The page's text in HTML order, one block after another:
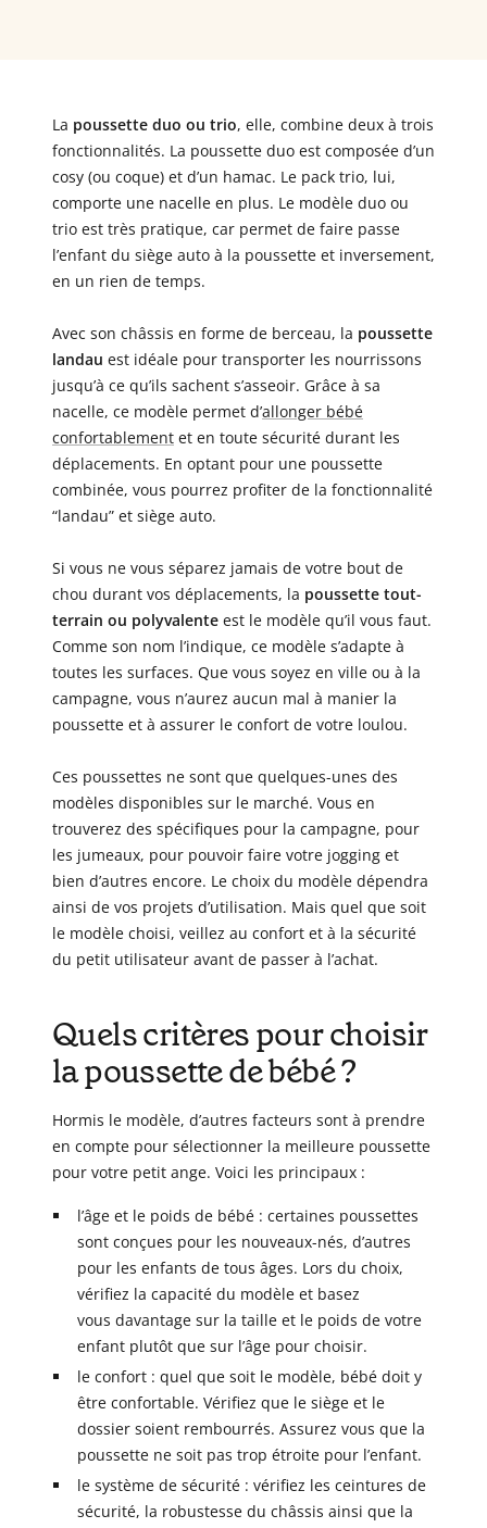
La poussette duo ou trio, elle, combine deux à trois
fonctionnalités. La poussette duo est composée d’un
cosy (ou coque) et d’un hamac. Le pack trio, lui,
comporte une nacelle en plus. Le modèle duo ou
trio est très pratique, car permet de faire passe
l’enfant du siège auto à la poussette et inversement,
en un rien de temps.
Avec son châssis en forme de berceau, la poussette
landau est idéale pour transporter les nourrissons
jusqu’à ce qu’ils sachent s’asseoir. Grâce à sa
nacelle, ce modèle permet d’allonger bébé
confortablement et en toute sécurité durant les
déplacements. En optant pour une poussette
combinée, vous pourrez profiter de la fonctionnalité
“landau” et siège auto.
Si vous ne vous séparez jamais de votre bout de
chou durant vos déplacements, la poussette tout-
terrain ou polyvalente est le modèle qu’il vous faut.
Comme son nom l’indique, ce modèle s’adapte à
toutes les surfaces. Que vous soyez en ville ou à la
campagne, vous n’aurez aucun mal à manier la
poussette et à assurer le confort de votre loulou.
Ces poussettes ne sont que quelques-unes des
modèles disponibles sur le marché. Vous en
trouverez des spécifiques pour la campagne, pour
les jumeaux, pour pouvoir faire votre jogging et
bien d’autres encore. Le choix du modèle dépendra
ainsi de vos projets d’utilisation. Mais quel que soit
le modèle choisi, veillez au confort et à la sécurité
du petit utilisateur avant de passer à l’achat.
Quels critères pour choisir
la poussette de bébé ?
Hormis le modèle, d’autres facteurs sont à prendre
en compte pour sélectionner la meilleure poussette
pour votre petit ange. Voici les principaux :
l’âge et le poids de bébé : certaines poussettes
sont conçues pour les nouveaux-nés, d’autres
pour les enfants de tous âges. Lors du choix,
vérifiez la capacité du modèleet basez
vous davantage sur la taille et le poids de votre
enfant plutôt que sur l’âge pour choisir.
le confort : quel que soit le modèle, bébé doit y
être confortable. Vérifiez que le siège et le
dossier soient rembourrés. Assurez vous que la
poussette ne soit pas trop étroite pour l’enfant.
le système de sécurité : vérifiez les ceintures de
sécurité, la robustesse du châssis ainsi que la